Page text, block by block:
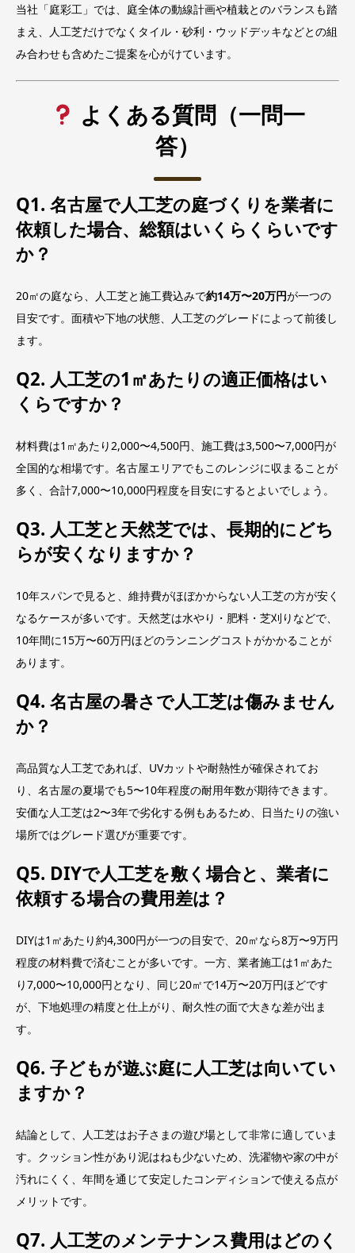
当社「庭彩工」では、庭全体の動線計画や植栽とのバランスも踏
まえ、人工芝だけでなくタイル・砂利・ウッドデッキなどとの組
み合わせも含めたご提案を心がけています。
よくある質問（一問一
答）
Q1. 名古屋で人工芝の庭づくりを業者に
依頼した場合、総額はいくらくらいです
か？
20㎡の庭なら、人工芝と施工費込みで約14万〜20万円が一つの
目安です。面積や下地の状態、人工芝のグレードによって前後し
ます。
Q2. 人工芝の1㎡あたりの適正価格はい
くらですか？
材料費は1㎡あたり2,000〜4,500円、施工費は3,500〜7,000円が
全国的な相場です。名古屋エリアでもこのレンジに収まることが
多く、合計7,000〜10,000円程度を目安にするとよいでしょう。
Q3. 人工芝と天然芝では、長期的にどち
らが安くなりますか？
10年スパンで見ると、維持費がほぼかからない人工芝の方が安く
なるケースが多いです。天然芝は水やり・肥料・芝刈りなどで、
10年間に15万〜60万円ほどのランニングコストがかかることが
あります。
Q4. 名古屋の暑さで人工芝は傷みません
か？
高品質な人工芝であれば、UVカットや耐熱性が確保されてお
り、名古屋の夏場でも5〜10年程度の耐用年数が期待できます。
安価な人工芝は2〜3年で劣化する例もあるため、日当たりの強い
場所ではグレード選びが重要です。
Q5. DIYで人工芝を敷く場合と、業者に
依頼する場合の費用差は？
DIYは1㎡あたり約4,300円が一つの目安で、20㎡なら8万〜9万円
程度の材料費で済むことが多いです。一方、業者施工は1㎡あた
り7,000〜10,000円となり、同じ20㎡で14万〜20万円ほどです
が、下地処理の精度と仕上がり、耐久性の面で大きな差が出ま
す。
Q6. 子どもが遊ぶ庭に人工芝は向いてい
ますか？
結論として、人工芝はお子さまの遊び場として非常に適していま
す。クッション性があり泥はねも少ないため、洗濯物や家の中が
汚れにくく、年間を通じて安定したコンディションで使える点が
メリットです。
Q7. 人工芝のメンテナンス費用はどのく